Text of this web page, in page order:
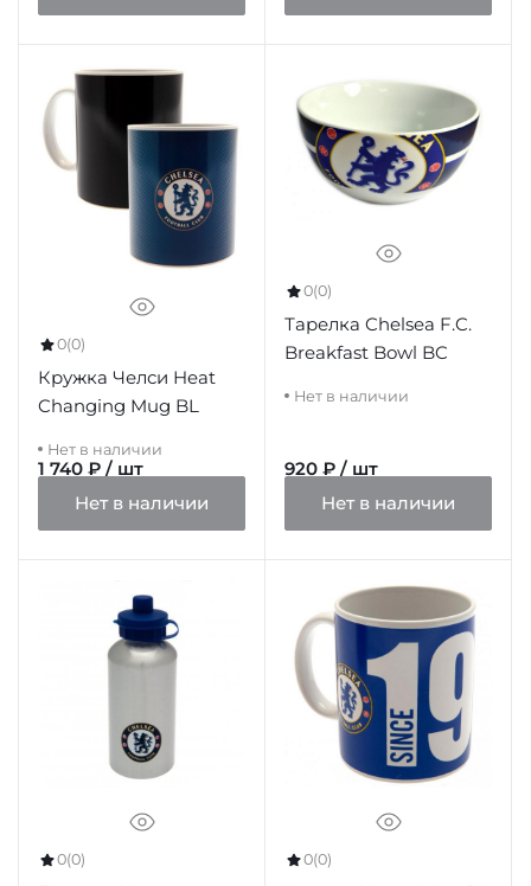
0(0)
Кружка Челси Heat
Changing Mug BL
Нет в наличии
1 740 ₽ / шт
Нет в наличии
0(0)
Тарелка Chelsea F.C.
Breakfast Bowl BC
Нет в наличии
920 ₽ / шт
Нет в наличии
0(0) 0(0)